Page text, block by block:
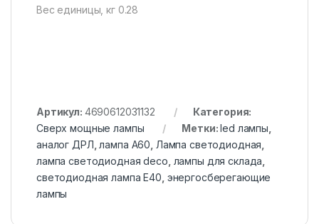
Вес единицы, кг 0.28
Артикул: 4690612031132
Категория:
Сверх мощные лампы
Метки:led лампы
аналог ДРЛ ,лампа А60 Лампа светодиодная
лампа светодиодная deco лампы для склада
светодиодная лампа Е40 энергосберегающие
лампы